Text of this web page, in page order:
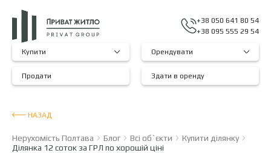
+38 050 641 80 54
+38 095 555 29 54
Купити Орендувати
Продати Здати в оренду
НАЗАД
Нерухомість Полтава Блог Всі об`єкти
Купити ділянку
Ділянка 12 соток за ГРЛ по хорошій ціні